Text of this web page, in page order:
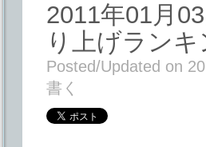
2011年01月
り上げラン
Posted/Updated on
書く